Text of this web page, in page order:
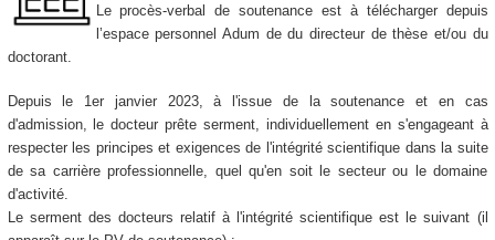
Le procès-verbal de soutenance est à télécharger depuis
l’espace personnel Adum de du directeur de thèse et/ou du
doctorant.
Depuis le 1er janvier 2023, à l'issue de la soutenance et en cas
d'admission, le docteur prête serment, individuellement en s'engageant à
respecter les principes et exigences de l'intégrité scientifique dans la suite
de sa carrière professionnelle, quel qu'en soit le secteur ou le domaine
d'activité.
Le serment des docteurs relatif à l'intégrité scientifique est le suivant (il